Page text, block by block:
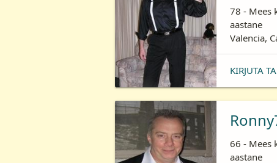
78 - Mees
aastane
Valencia,
KIRJUTA
66 - Mees
aastane